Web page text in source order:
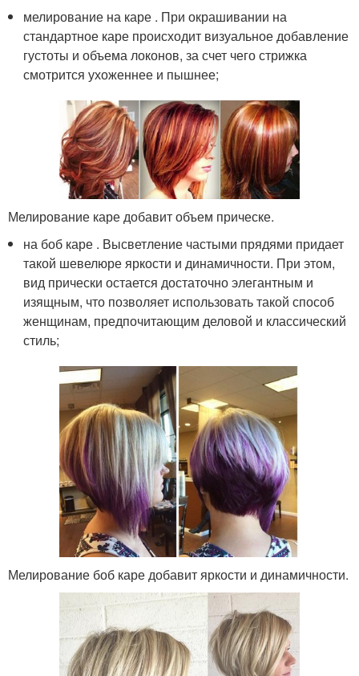
мелирование на каре . При окрашивании на
стандартное каре происходит визуальное добавление
густоты и объема локонов, за счет чего стрижка
смотрится ухоженнее и пышнее;
Мелирование каре добавит объем прическе.
на боб каре . Высветление частыми прядями придает
такой шевелюре яркости и динамичности. При этом,
вид прически остается достаточно элегантным и
изящным, что позволяет использовать такой способ
женщинам, предпочитающим деловой и классический
стиль;
Мелирование боб каре добавит яркости и динамичности.